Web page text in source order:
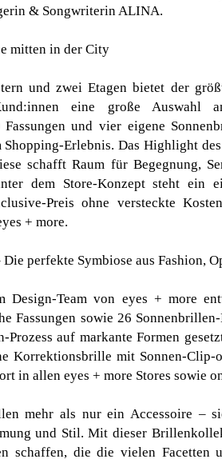
& Songwriterin ALINA.
mitten in der City
und zwei Etagen bietet der
eine große Auswahl
Fassungen und vier eigene
Erlebnis. Das Highlight
schafft Raum für Begegnung,
dem Store-Konzept steht ein
Preis ohne versteckte
+ more.
perfekte Symbiose aus Fashion,
Design-Team von eyes + more
Fassungen sowie 26
Prozess auf markante Formen
Korrektionsbrille mit Sonnen-Clip-
in allen eyes + more Stores sowie
mehr als nur ein Accessoire –
und Stil. Mit dieser
schaffen, die die vielen Facetten